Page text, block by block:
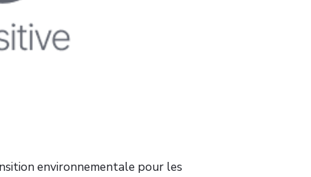
environnementale pour les